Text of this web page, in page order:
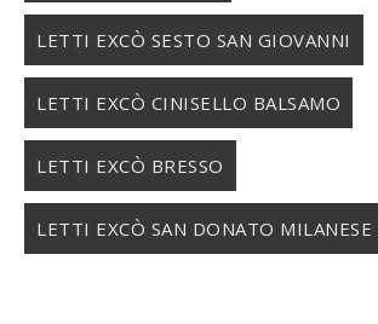
LETTI EXCÒ SESTO SAN GIOVANNI
LETTI EXCÒ CINISELLO BALSAMO
LETTI EXCÒ BRESSO
LETTI EXCÒ SAN DONATO MILANESE